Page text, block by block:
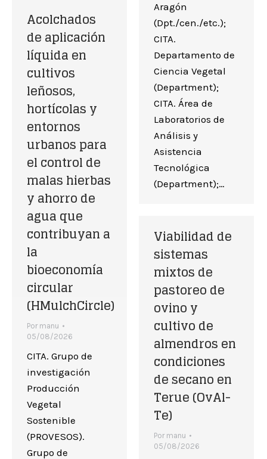
Aragón
(Dpt./cen./etc.);
CITA.
Departamento de
Ciencia Vegetal
(Department);
CITA. Área de
Laboratorios de
Análisis y
Asistencia
Tecnológica
(Department);…
Acolchados
de aplicación
líquida en
cultivos
leñosos,
hortícolas y
entornos
urbanos para
el control de
malas hierbas
y ahorro de
agua que
contribuyan a
la
bioeconomía
circular
(HMulchCircle)
Por manu
05/08/2026
CITA. Grupo de
investigación
Producción
Vegetal
Sostenible
(PROVESOS).
Grupo de
Viabilidad de
sistemas
mixtos de
pastoreo de
ovino y
cultivo de
almendros en
condiciones
de secano en
Terue (OvAl-
Te)
Por manu
05/08/2026